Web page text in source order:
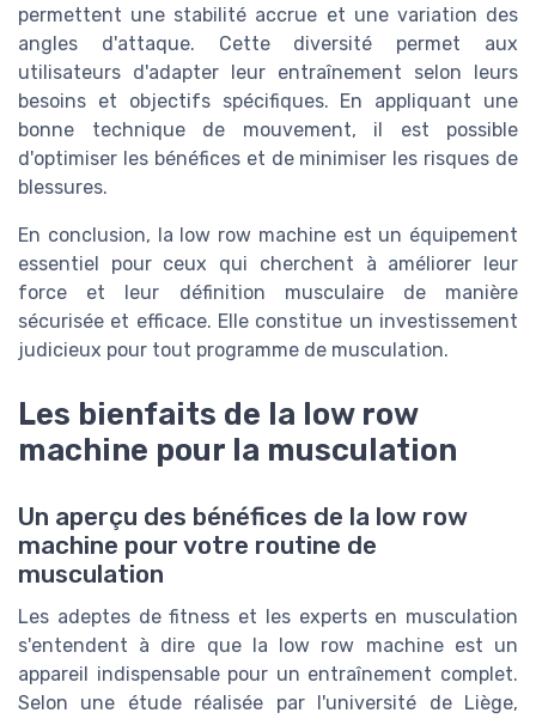
permettent une stabilité accrue et une variation des
angles d'attaque. Cette diversité permet aux
utilisateurs d'adapter leur entraînement selon leurs
besoins et objectifs spécifiques. En appliquant une
bonne technique de mouvement, il est possible
d'optimiser les bénéfices et de minimiser les risques de
blessures.
En conclusion, la low row machine est un équipement
essentiel pour ceux qui cherchent à améliorer leur
force et leur définition musculaire de manière
sécurisée et efficace. Elle constitue un investissement
judicieux pour tout programme de musculation.
Les bienfaits de la low row
machine pour la musculation
Un aperçu des bénéfices de la low row
machine pour votre routine de
musculation
Les adeptes de fitness et les experts en musculation
s'entendent à dire que la low row machine est un
appareil indispensable pour un entraînement complet.
Selon une étude réalisée par l'université de Liège,